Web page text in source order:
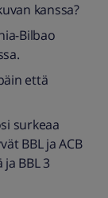
kanssa?
Bilbao
että
surkeaa
BBL ja ACB
BBL 3